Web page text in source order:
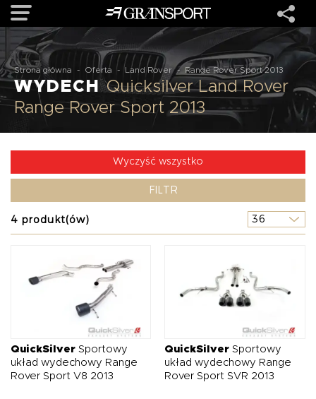
OFERTA
MARKI
O NAS
Strona główna - Oferta - Land Rover - Range Rover Sport 2013
WYDECHQuicksilver Land Rover
Range Rover Sport 2013
Wyczyść wszystko
FILTR
4 produkt(ów)
QuickSilver Sportowy
układ wydechowy Range
Rover Sport V8 2013
QuickSilver Sportowy
układ wydechowy Range
Rover Sport SVR 2013